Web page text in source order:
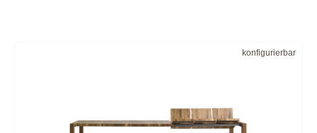
konfigurierbar